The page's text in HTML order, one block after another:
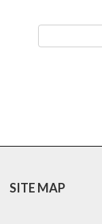
SITE MAP